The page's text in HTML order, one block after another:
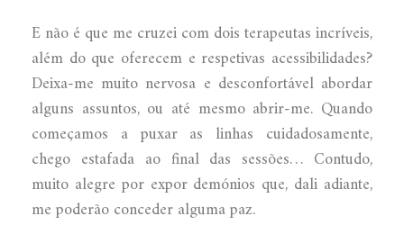
E não é que me cruzei com dois terapeutas incríveis,
além do que oferecem e respetivas acessibilidades?
Deixa-me muito nervosa e desconfortável abordar
alguns assuntos, ou até mesmo abrir-me. Quando
começamos a puxar as linhas cuidadosamente,
chego estafada ao final das sessões… Contudo,
muito alegre por expor demónios que, dali adiante,
me poderão conceder alguma paz.